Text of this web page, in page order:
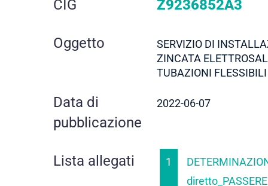
dettaglio
gara
CIG Z9236852A3
Oggetto
SERVIZIO DI
ZINCATA
TUBAZIONI
Data di
pubblicazione
2022-06-07
Lista allegati 1